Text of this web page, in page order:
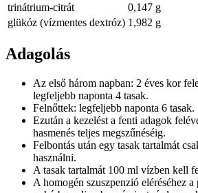
trinátrium-citrát
0,147 g
glükóz (vízmentes dextróz) 1,982 g
Adagolás
Az első három napban: 2 éves kor
legfeljebb naponta 4 tasak.
Felnőttek: legfeljebb naponta 6 tasak.
Ezután a kezelést a fenti adagok
hasmenés teljes megszűnéséig.
Felbontás után egy tasak tartalmát
használni.
A tasak tartalmát 100 ml vízben kell
A homogén szuszpenzió eléréséhez